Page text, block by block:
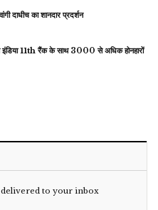
दाधीच का शानदार प्रदर्शन
11th रैंक के साथ 3000 से अधिक होनहारों
delivered to your inbox